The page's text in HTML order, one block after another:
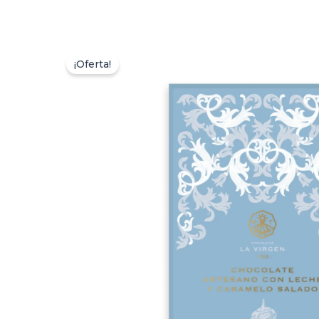
¡Oferta!